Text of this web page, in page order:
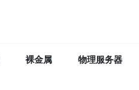
裸金属 物理服务器